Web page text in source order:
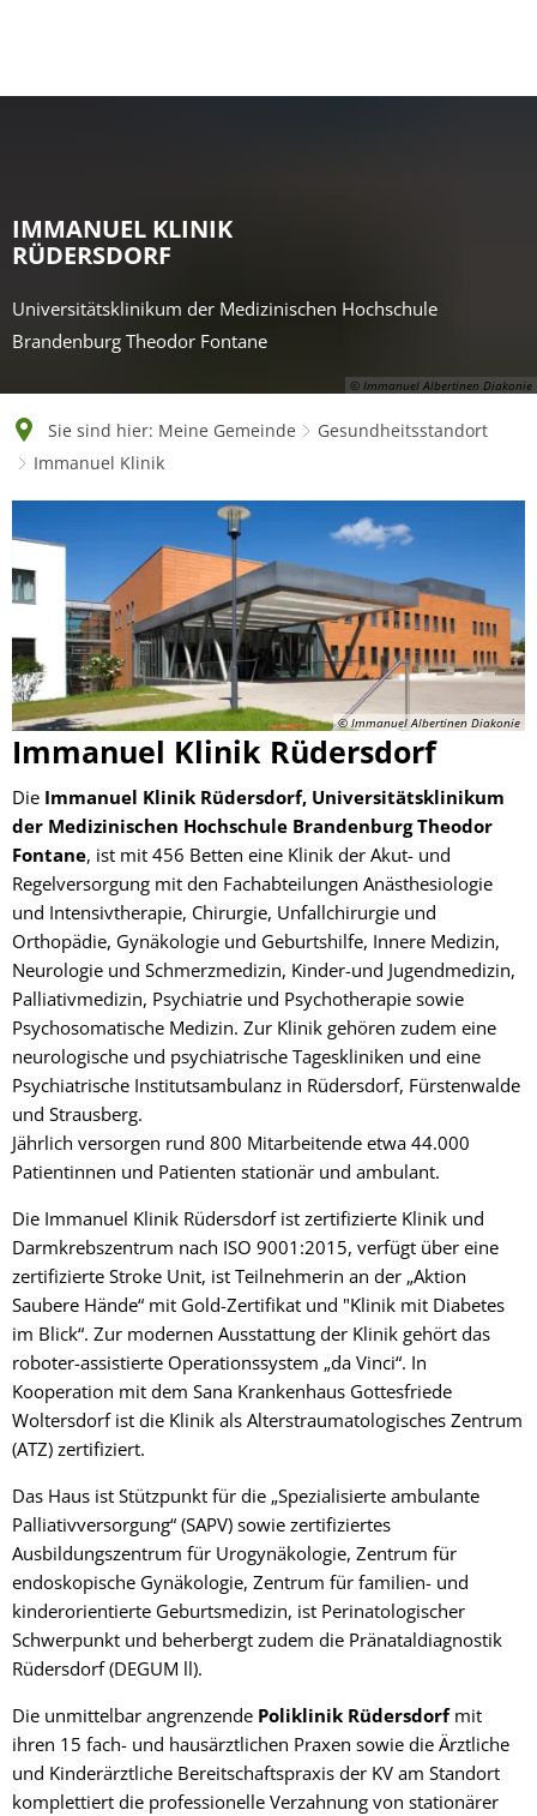
Deutsch
© Immanuel Albertinen Diakonie
IMMANUEL KLINIK
RÜDERSDORF
Universitätsklinikum der Medizinischen Hochschule
Brandenburg Theodor Fontane
Sie sind hier: Meine Gemeinde
Gesundheitsstandort
Immanuel Klinik
Klinik
© Immanuel Albertinen Diakonie
Immanuel Klinik Rüdersdorf
Die Immanuel Klinik Rüdersdorf, Universitätsklinikum
der Medizinischen Hochschule Brandenburg Theodor
Fontane, ist mit 456 Betten eine Klinik der Akut- und
Regelversorgung mit den Fachabteilungen Anästhesiologie
und Intensivtherapie, Chirurgie, Unfallchirurgie und
Orthopädie, Gynäkologie und Geburtshilfe, Innere Medizin,
Neurologie und Schmerzmedizin, Kinder-und Jugendmedizin,
Palliativmedizin, Psychiatrie und Psychotherapie sowie
Psychosomatische Medizin. Zur Klinik gehören zudem eine
neurologische und psychiatrische Tageskliniken und eine
Psychiatrische Institutsambulanz in Rüdersdorf, Fürstenwalde
und Strausberg.
Jährlich versorgen rund 800 Mitarbeitende etwa 44.000
Patientinnen und Patienten stationär und ambulant.
Die Immanuel Klinik Rüdersdorf ist zertifizierte Klinik und
Darmkrebszentrum nach ISO 9001:2015, verfügt über eine
zertifizierte Stroke Unit, ist Teilnehmerin an der „Aktion
Saubere Hände“ mit Gold-Zertifikat und "Klinik mit Diabetes
im Blick“. Zur modernen Ausstattung der Klinik gehört das
roboter-assistierte Operationssystem „da Vinci“. In
Kooperation mit dem Sana Krankenhaus Gottesfriede
Woltersdorf ist die Klinik als Alterstraumatologisches Zentrum
(ATZ) zertifiziert.
Das Haus ist Stützpunkt für die „Spezialisierte ambulante
Palliativversorgung“ (SAPV) sowie zertifiziertes
Ausbildungszentrum für Urogynäkologie, Zentrum für
endoskopische Gynäkologie, Zentrum für familien- und
kinderorientierte Geburtsmedizin, ist Perinatologischer
Schwerpunkt und beherbergt zudem die Pränataldiagnostik
Rüdersdorf (DEGUM ll).
Die unmittelbar angrenzende Poliklinik Rüdersdorf mit
ihren 15 fach- und hausärztlichen Praxen sowie die Ärztliche
und Kinderärztliche Bereitschaftspraxis der KV am Standort
komplettiert die professionelle Verzahnung von stationärer